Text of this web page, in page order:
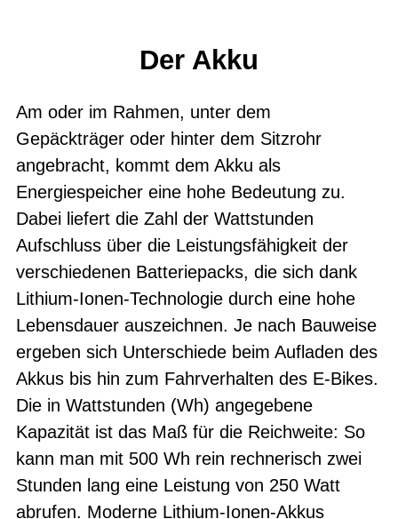
Der Akku
Am oder im Rahmen, unter dem
Gepäckträger oder hinter dem Sitzrohr
angebracht, kommt dem Akku als
Energiespeicher eine hohe Bedeutung zu.
Dabei liefert die Zahl der Wattstunden
Aufschluss über die Leistungsfähigkeit der
verschiedenen Batteriepacks, die sich dank
Lithium-Ionen-Technologie durch eine hohe
Lebensdauer auszeichnen. Je nach Bauweise
ergeben sich Unterschiede beim Aufladen des
Akkus bis hin zum Fahrverhalten des E-Bikes.
Die in Wattstunden (Wh) angegebene
Kapazität ist das Maß für die Reichweite: So
kann man mit 500 Wh rein rechnerisch zwei
Stunden lang eine Leistung von 250 Watt
abrufen. Moderne Lithium-Ionen-Akkus